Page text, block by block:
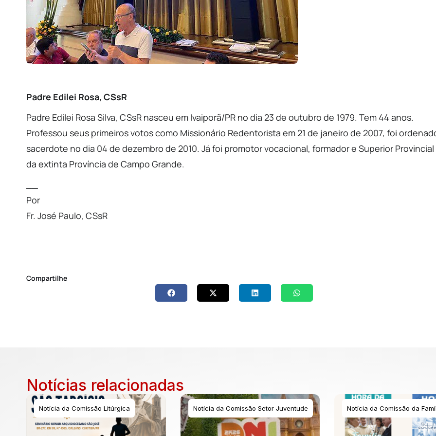
Padre Edilei Rosa, CSsR
Padre Edilei Rosa Silva, CSsR nasceu em Ivaiporã/PR no dia 23 de outubro de 1979. Tem 44 anos.
Professou seus primeiros votos como Missionário Redentorista em 21 de janeiro de 2007, foi
sacerdote no dia 04 de dezembro de 2010. Já foi promotor vocacional, formador e Superior Provincial
da extinta Província de Campo Grande.
Por
Fr. José Paulo, CSsR
Compartilhe
Notícias relacionadas
Notícia da Comissão Litúrgica Notícia da Comissão Setor Juventude Notícia da Comissão da